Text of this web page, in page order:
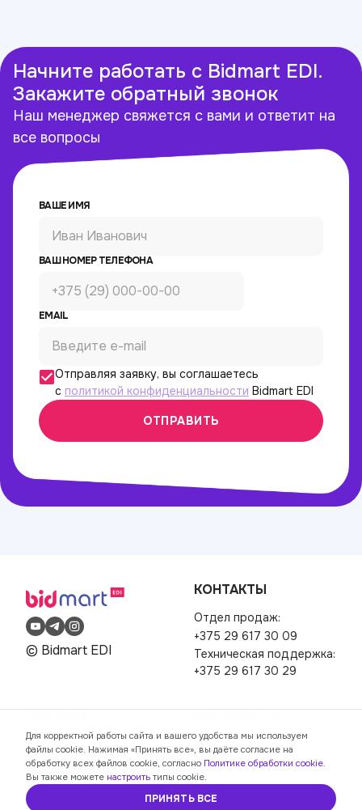
Начните работать с Bidmart EDI.
Закажите обратный звонок
Наш менеджер свяжется с вами и ответит на
все вопросы
ВАШЕ ИМЯ
ВАШ НОМЕР ТЕЛЕФОНА
EMAIL
Отправляя заявку, вы соглашаетесь
с политикой конфиденциальности Bidmart EDI
ОТПРАВИТЬ
© Bidmart EDI
КОНТАКТЫ
Отдел продаж:
+375 29 617 30 09
Техническая поддержка:
+375 29 617 30 29
ПОМОЩЬ
FAQ
Заказать звонок
Перейти от другого EDI-
ДОКУМЕНТЫ
Пользовательское
соглашение
Политика
конфиденциальности
Для корректной работы сайта и вашего удобства мы используем
файлы cookie. Нажимая «Принять все», вы даёте согласие на
обработку всех файлов cookie, согласно Политике обработки cookie.
Вы также можете настроить типы cookie.
ПРИНЯТЬ ВСЕ